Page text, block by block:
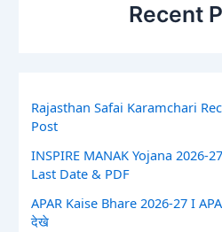
Recent
Rajasthan Safai Karamchari
Post
INSPIRE MANAK Yojana 2026-
Last Date & PDF
APAR Kaise Bhare 2026-27 I
देखे